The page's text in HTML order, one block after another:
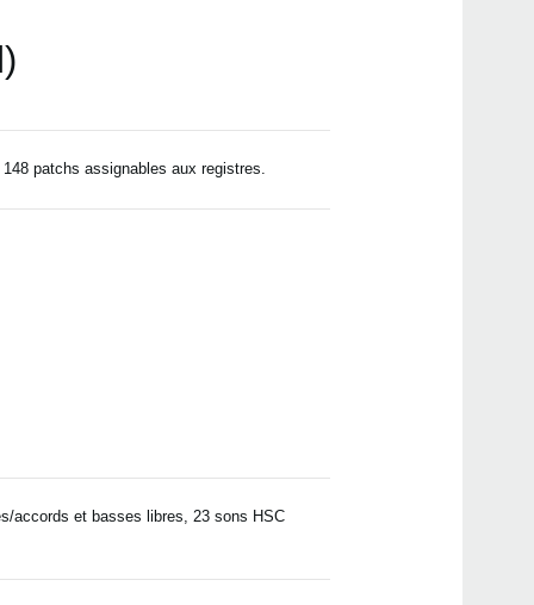
patchs assignables aux registres.
accords et basses libres, 23 sons HSC